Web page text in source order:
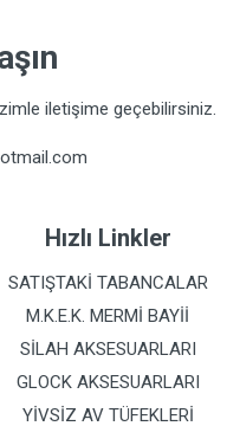
iletişime geçebilirsiniz.
Hızlı Linkler
SATIŞTAKİ TABANCALAR
M.K.E.K. MERMİ BAYİİ
SİLAH AKSESUARLARI
GLOCK AKSESUARLARI
YİVSİZ AV TÜFEKLERİ